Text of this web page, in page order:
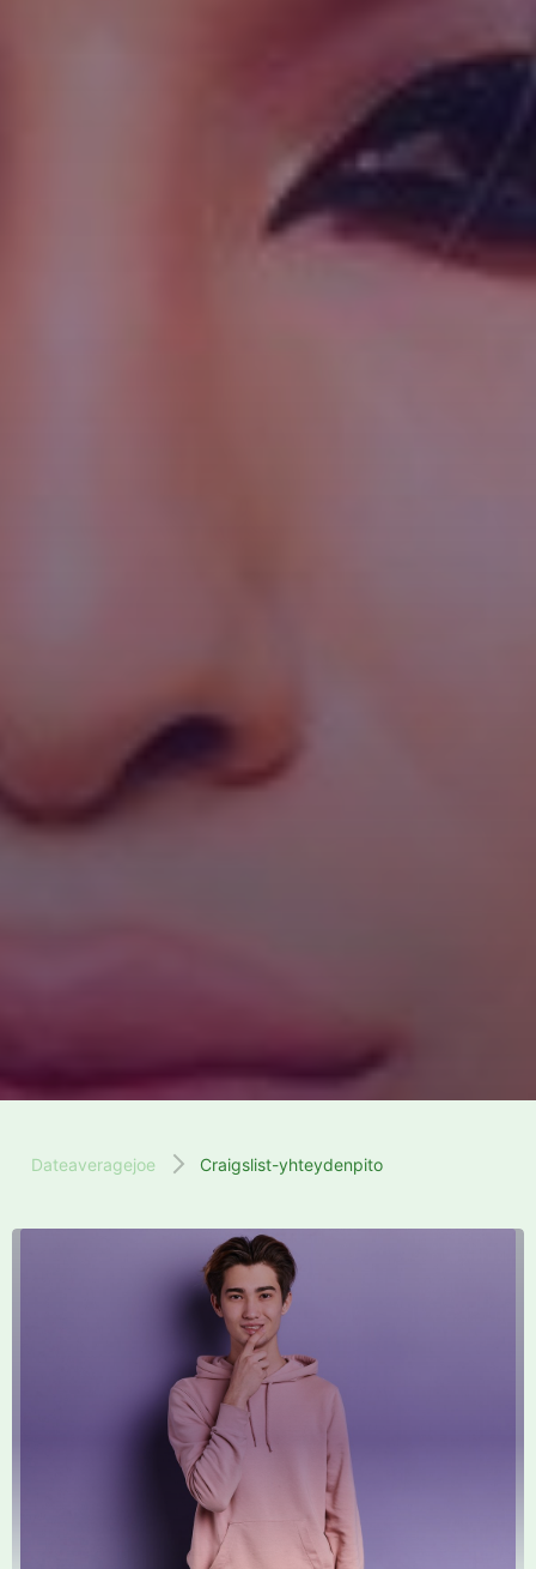
Dateaveragejoe Craigslist-yhteydenpito